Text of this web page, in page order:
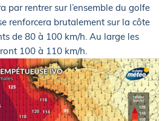
par rentrer sur l’ensemble du golfe
renforcera brutalement sur la côte
de 80 à 100 km/h. Au large les
100 à 110 km/h.